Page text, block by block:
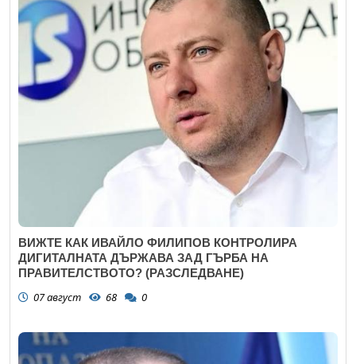
ВИЖТЕ КАК ИВАЙЛО ФИЛИПОВ КОНТРОЛИРА
ДИГИТАЛНАТА ДЪРЖАВА ЗАД ГЪРБА НА
ПРАВИТЕЛСТВОТО? (РАЗСЛЕДВАНЕ)
07 август 68 0